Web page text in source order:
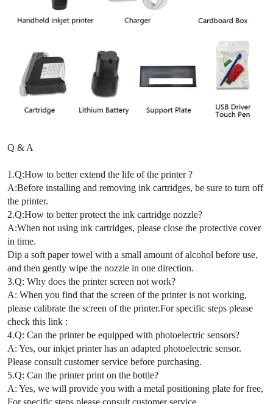
Q & A
1.Q:How to better extend the life of the printer ?
A:Before installing and removing ink cartridges, be sure to turn off
the printer.
2.Q:How to better protect the ink cartridge nozzle?
A:When not using ink cartridges, please close the protective cover
in time.
Dip a soft paper towel with a small amount of alcohol before use,
and then gently wipe the nozzle in one direction.
3.Q: Why does the printer screen not work?
A: When you find that the screen of the printer is not working,
please calibrate the screen of the printer.For specific steps please
check this link :
4.Q: Can the printer be equipped with photoelectric sensors?
A: Yes, our inkjet printer has an adapted photoelectric sensor.
Please consult customer service before purchasing.
5.Q: Can the printer print on the bottle?
A: Yes, we will provide you with a metal positioning plate for free,
For specific steps,please consult customer service .